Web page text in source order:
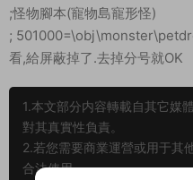
;怪物腳本(寵物島寵形怪)
;
看,給屏蔽掉了.去掉分号就OK
1.本文部分内容轉載自其它媒
對其真實性負責。
2.若您需要商業運營或用于其
合法使用。